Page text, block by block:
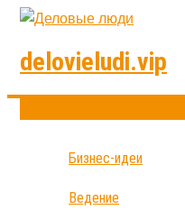
delovieludi.vip
Бизнес-идеи
Ведение